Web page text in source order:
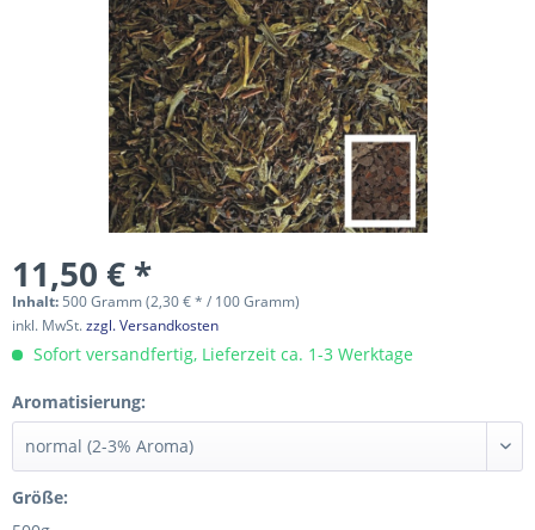
11,50 € *
Inhalt: 500 Gramm (2,30 € * / 100 Gramm)
inkl. MwSt.zzgl. Versandkosten
Sofort versandfertig, Lieferzeit ca. 1-3 Werktage
Aromatisierung:
Größe: